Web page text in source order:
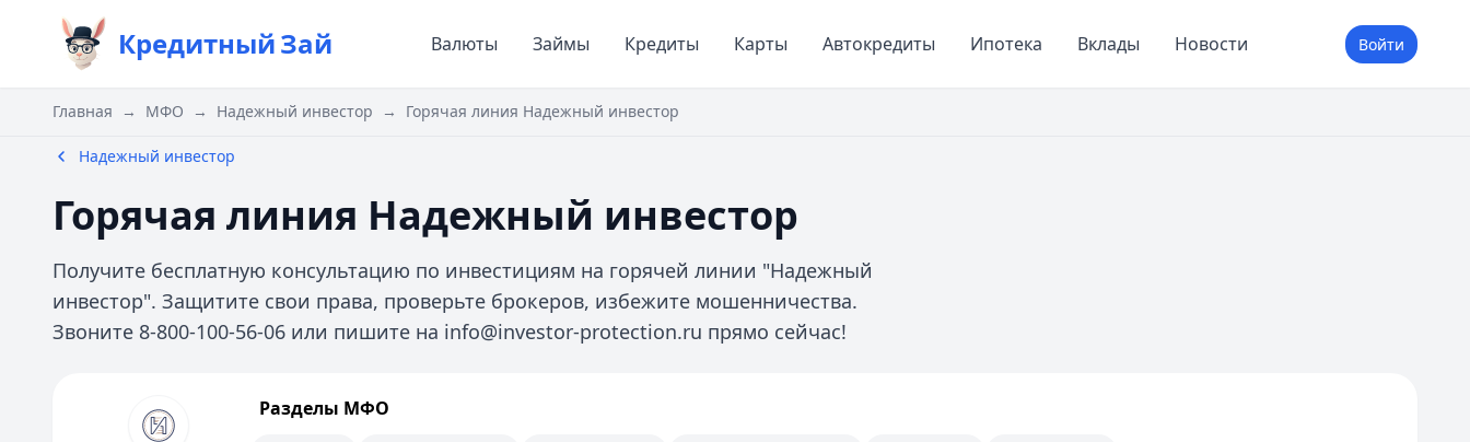
КредитныйЗай Валюты Займы Кредиты Карты Автокредиты Ипотека Вклады Новости Войти
Главная → МФО → Надежный инвестор → Горячая линия Надежный инвестор
Надежный инвестор
Горячая линия Надежный инвестор
Получите бесплатную консультацию по инвестициям на горячей линии "Надежный
инвестор". Защитите свои права, проверьте брокеров, избежите мошенничества.
Звоните 8-800-100-56-06 или пишите на info@investor-protection.ru прямо сейчас!
Информация
Разделы МФО